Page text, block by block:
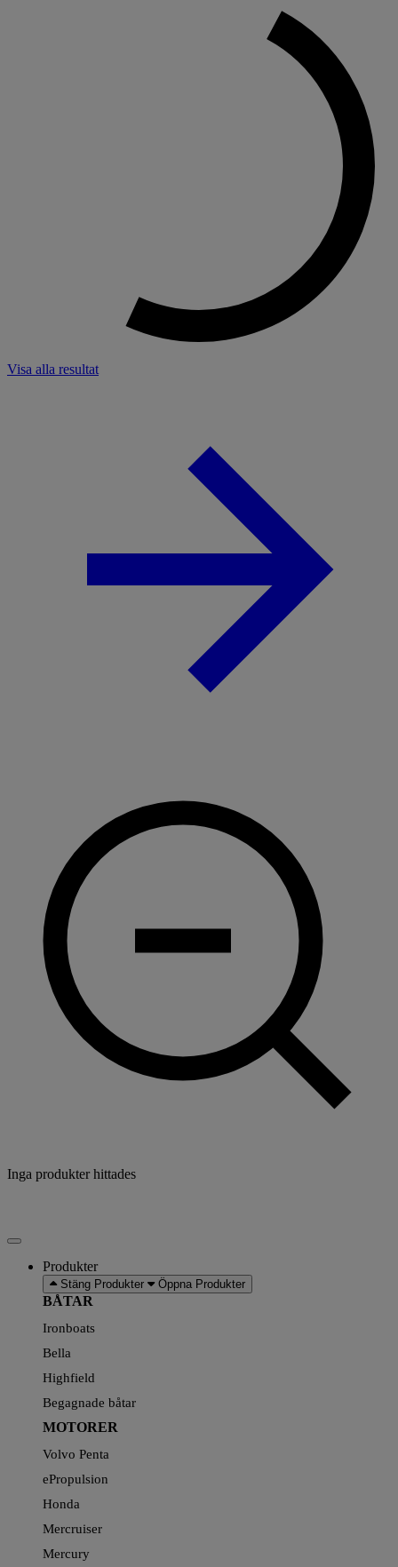
Visa alla resultat
Inga produkter hittades
Produkter
Stäng Produkter Öppna Produkter
BÅTAR
Ironboats
Bella
Highfield
Begagnade båtar
MOTORER
Volvo Penta
ePropulsion
Honda
Mercruiser
Mercury